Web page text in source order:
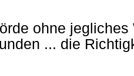
ohne jegliches
... die